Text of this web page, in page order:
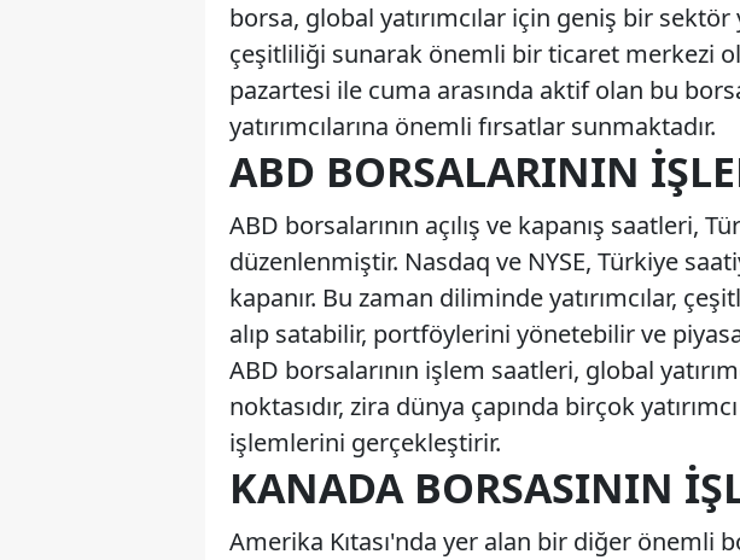
borsa, global yatırımcılar için geniş bir
çeşitliliği sunarak önemli bir ticaret merkezi
pazartesi ile cuma arasında aktif olan bu
yatırımcılarına önemli fırsatlar sunmaktadır.
ABD BORSALARININ
ABD borsalarının açılış ve kapanış saatleri,
düzenlenmiştir. Nasdaq ve NYSE, Türkiye
kapanır. Bu zaman diliminde yatırımcılar,
alıp satabilir, portföylerini yönetebilir ve
ABD borsalarının işlem saatleri, global
noktasıdır, zira dünya çapında birçok
işlemlerini gerçekleştirir.
KANADA BORSASININ
Amerika Kıtası'nda yer alan bir diğer önemli